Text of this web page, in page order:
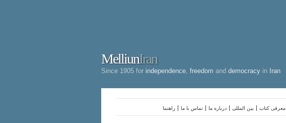
MelliunIran
Since 1905 for independence freedom and democracy in Iran
راهنما تماس با ما درباره ما بین المللی معرفی کتاب